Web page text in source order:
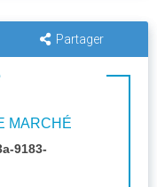
Partager
MARCHÉ
9183-